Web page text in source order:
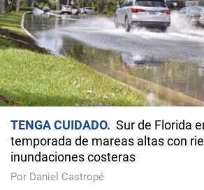
TENGA CUIDADO
Sur de Florida
temporada de mareas altas con
inundaciones costeras
Por Daniel Castropé